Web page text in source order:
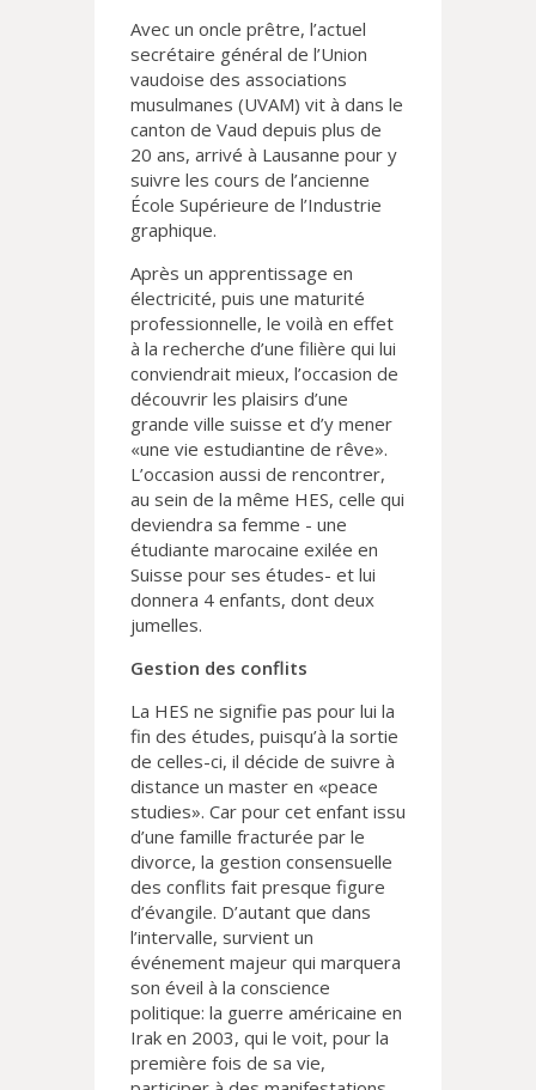
Avec un oncle prêtre, l’actuel
secrétaire général de l’Union
vaudoise des associations
musulmanes (UVAM) vit à dans le
canton de Vaud depuis plus de
20 ans, arrivé à Lausanne pour y
suivre les cours de l’ancienne
École Supérieure de l’Industrie
graphique.
Après un apprentissage en
électricité, puis une maturité
professionnelle, le voilà en effet
à la recherche d’une filière qui lui
conviendrait mieux, l’occasion de
découvrir les plaisirs d’une
grande ville suisse et d’y mener
«une vie estudiantine de rêve».
L’occasion aussi de rencontrer,
au sein de la même HES, celle qui
deviendra sa femme - une
étudiante marocaine exilée en
Suisse pour ses études- et lui
donnera 4 enfants, dont deux
jumelles.
Gestion des conflits
La HES ne signifie pas pour lui la
fin des études, puisqu’à la sortie
de celles-ci, il décide de suivre à
distance un master en «peace
studies». Car pour cet enfant issu
d’une famille fracturée par le
divorce, la gestion consensuelle
des conflits fait presque figure
d’évangile. D’autant que dans
l’intervalle, survient un
événement majeur qui marquera
son éveil à la conscience
politique: la guerre américaine en
Irak en 2003, qui le voit, pour la
première fois de sa vie,